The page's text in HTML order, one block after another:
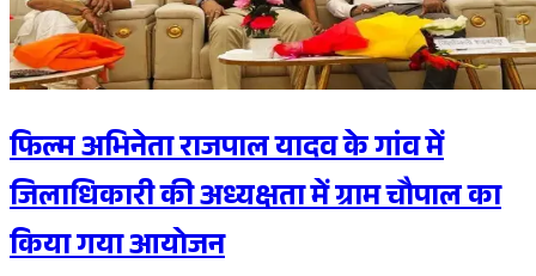
फिल्म अभिनेता राजपाल यादव के गांव में
जिलाधिकारी की अध्यक्षता में ग्राम चौपाल का
किया गया आयोजन